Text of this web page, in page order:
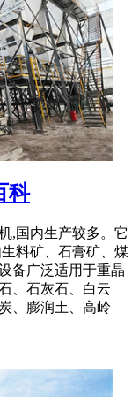
科
,国内生产较多。它
料矿、石膏矿、煤
备广泛适用于重晶
、石灰石、白云
、膨润土、高岭